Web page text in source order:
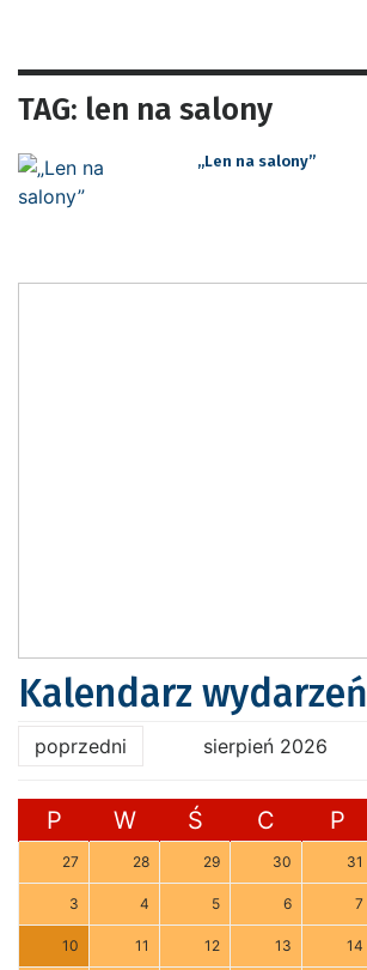
TAG: len na salony
„Len na salony”
Kalendarz wydarzeń
poprzedni sierpień 2026
P W Ś C P
27 28 29 30 31
3 4 5 6 7
10 11 12 13 14